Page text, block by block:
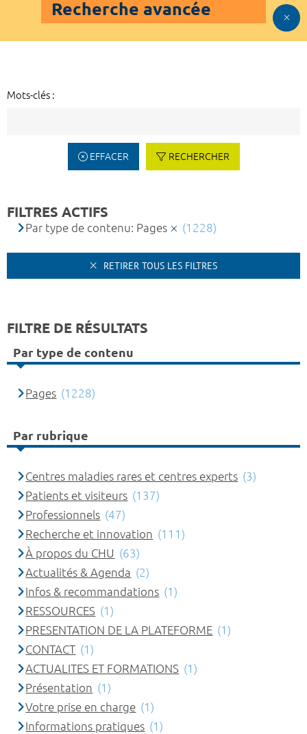
Recherche avancée
Mots-clés :
EFFACER RECHERCHER
FILTRES ACTIFS
Par type de contenu: Pages (1228)
RETIRER TOUS LES FILTRES
FILTRE DE RÉSULTATS
Par type de contenu
Pages (1228)
Par rubrique
Centres maladies rares et centres experts (3)
Patients et visiteurs (137)
Professionnels (47)
Recherche et innovation (111)
À propos du CHU (63)
Actualités & Agenda (2)
Infos & recommandations (1)
RESSOURCES (1)
PRESENTATION DE LA PLATEFORME (1)
CONTACT (1)
ACTUALITES ET FORMATIONS (1)
Présentation (1)
Votre prise en charge (1)
Informations pratiques (1)